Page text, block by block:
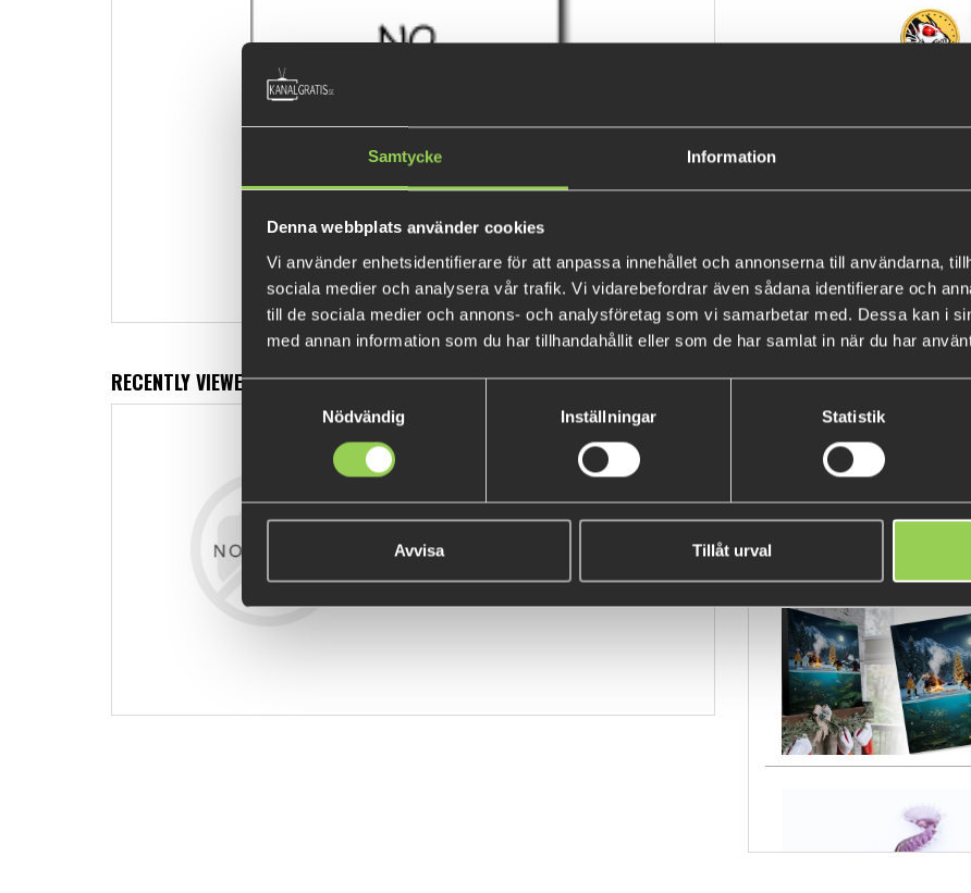
Samtycke Information
Denna webbplats använder cookies
Vi använder enhetsidentifierare för att anpassa innehållet och annonserna till användarna,
sociala medier och analysera vår trafik. Vi vidarebefordrar även sådana identifierare och
till de sociala medier och annons- och analysföretag som vi samarbetar med. Dessa kan i
med annan information som du har tillhandahållit eller som de har samlat in när du har
Samtyckesval
Nödvändig
Inställningar Statistik
Avvisa Tillåt urval
RECENTLY VIEWED PRODUCTS BESTSELLERS